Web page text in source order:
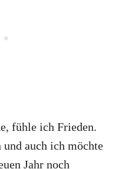
fühle ich Frieden.
auch ich möchte
Jahr noch